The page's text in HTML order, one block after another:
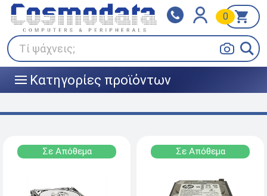
Τί ψάχνεις;
0
||| Κατηγορίες προϊόντων
Klarna
Πληρώστε σε 3
άτοκες δόσεις
BOX NOW
Σε Απόθεμα Σε Απόθεμα